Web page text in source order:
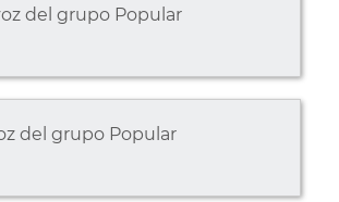
del grupo Popular
del grupo Popular